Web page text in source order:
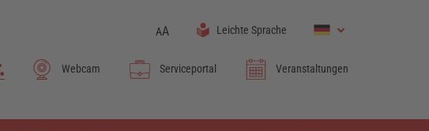
Webcam Serviceportal Veranstaltungen
AA Leichte Sprache